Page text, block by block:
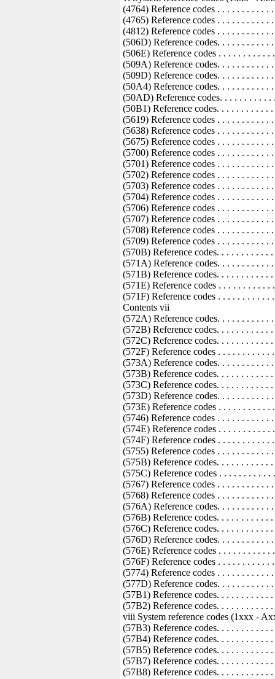
57B3) Reference codes. . . . . . . . . . . . . . . . . . . . . . . . . . . . 873
(57B4) Reference codes. . . . . . . . . . . . . . . . . . . . . . . . . . . . 889
(57B5) Reference codes. . . . . . . . . . . . . . . . . . . . . . . . . . . . 905
(57B7) Reference codes. . . . . . . . . . . . . . . . . . . . . . . . . . . . 921
(57B8) Reference codes. . . . . . . . . . . . . . . . . . . . . . . . . . . . 925
(57BB) Reference codes. . . . . . . . . . . . . . . . . . . . . . . . . . . . 941
(57C3) Reference codes. . . . . . . . . . . . . . . . . . . . . . . . . . . . 957
(57C4) Reference codes. . . . . . . . . . . . . . . . . . . . . . . . . . . . 975
(57C6) Reference codes. . . . . . . . . . . . . . . . . . . . . . . . . . . . 991
(57C7) Reference codes . . . . . . . . . . . . . . . . . . . . . . . . . . . 1007
(57CB) Reference codes . . . . . . . . . . . . . . . . . . . . . . . . . . . 1023
(57CC) Reference codes . . . . . . . . . . . . . . . . . . . . . . . . . . . 1039
(57CD) Reference codes . . . . . . . . . . . . . . . . . . . . . . . . . . . 1055
(57CE) Reference codes . . . . . . . . . . . . . . . . . . . . . . . . . . . 1071
(57CF) Reference codes . . . . . . . . . . . . . . . . . . . . . . . . . . . 1087
(57D3) Reference codes . . . . . . . . . . . . . . . . . . . . . . . . . . . 1103
(57D4) Reference codes . . . . . . . . . . . . . . . . . . . . . . . . . . . 1105
(57FC) Reference codes . . . . . . . . . . . . . . . . . . . . . . . . . . . 1107
(57FE) Reference codes . . . . . . . . . . . . . . . . . . . . . . . . . . . 1111
(57FF) Reference codes . . . . . . . . . . . . . . . . . . . . . . . . . . . 1113
(58B0) Reference codes . . . . . . . . . . . . . . . . . . . . . . . . . . . 1123
(58B2) Reference codes . . . . . . . . . . . . . . . . . . . . . . . . . . . 1127
(58B3) Reference codes . . . . . . . . . . . . . . . . . . . . . . . . . . . 1131
(58B4) Reference codes . . . . . . . . . . . . . . . . . . . . . . . . . . . 1135
(58B5) Reference codes . . . . . . . . . . . . . . . . . . . . . . . . . . . 1139
(58B6) Reference codes . . . . . . . . . . . . . . . . . . . . . . . . . . . 1143
(58B8) Reference codes . . . . . . . . . . . . . . . . . . . . . . . . . . . 1147
Contents ix
(58B9) Reference codes . . . . . . . . . . . . . . . . . . . . . . . . . . . 1151
(58BB) Reference codes . . . . . . . . . . . . . . . . . . . . . . . . . . . 1155
(5907) Reference codes . . . . . . . . . . . . . . . . . . . . . . . . . . . 1159
(59C0) Reference codes . . . . . . . . . . . . . . . . . . . . . . . . . . . 1165
(59C2) Reference codes . . . . . . . . . . . . . . . . . . . . . . . . . . . 1169
(59C8) Reference codes . . . . . . . . . . . . . . . . . . . . . . . . . . . 1173
(59C9) Reference codes . . . . . . . . . . . . . . . . . . . . . . . . . . . 1177
(59CC) Reference codes . . . . . . . . . . . . . . . . . . . . . . . . . . . 1181
(59CD) Reference codes . . . . . . . . . . . . . . . . . . . . . . . . . . . 1185
(59E1) Reference codes . . . . . . . . . . . . . . . . . . . . . . . . . . . 1189
(59E5) Reference codes . . . . . . . . . . . . . . . . . . . . . . . . . . . 1193
(59E6) Reference codes . . . . . . . . . . . . . . . . . . . . . . . . . . . 1197
(59EA) Reference codes . . . . . . . . . . . . . . . . . . . . . . . . . . . 1201
(59F6) Reference codes . . . . . . . . . . . . . . . . . . . . . . . . . . . 1205
(59F7) Reference codes . . . . . . . . . . . . . . . . . . . . . . . . . . . 1209
(6258) Reference codes . . . . . . . . . . . . . . . . . . . . . . . . . . . 1213
(6279) Reference codes . . . . . . . . . . . . . . . . . . . . . . . . . . . 1219
(6320) Reference codes . . . . . . . . . . . . . . . . . . . . . . . . . . . 1225
(6321) Reference codes . . . . . . . . . . . . . . . . . . . . . . . . . . . 1229
(632B) Reference codes . . . . . . . . . . . . . . . . . . . . . . . . . . . 1233
(632C) Reference codes . . . . . . . . . . . . . . . . . . . . . . . . . . . 1235
(6330) Reference codes . . . . . . . . . . . . . . . . . . . . . . . . . . . 1237
(6331) Reference codes . . . . . . . . . . . . . . . . . . . . . . . . . . . 1241
(6333) Reference codes . . . . . . . . . . . . . . . . . . . . . . . . . . . 1245
(6336) Reference codes . . . . . . . . . . . . . . . . . . . . . . . . . . . 1249
(6337) Reference codes . . . . . . . . . . . . . . . . . . . . . . . . . . . 1253
(6382) Reference codes . . . . . . . . . . . . . . . . . . . . . . . . . . . 1257
x System reference codes (1xxx - Axxx)
(6383) Reference codes . . . . . . . . . . . . . . . . . . . . . . . . . . . 1263
(6384) Reference codes . . . . . . . . . . . . . . . . . . . . . . . . . . . 1269
(6386) Reference codes . . . . . . . . . . . . . . . . . . . . . . . . . . . 1275
(6387) Reference codes . . . . . . . . . . . . . . . . . . . . . . . . . . . 1281
(63A0) Reference codes . . . . . . . . . . . . . . . . . . . . . . . . . . . 1287
(63A1) Reference codes . . . . . . . . . . . . . . . . . . . . . . . . . . . 1293
(63B8) Reference codes . . . . . . . . . . . . . . . . . . . . . . . . . . . 1299
(63BC) Reference codes . . . . . . . . . . . . . . . . . . . . . . . . . . . 1301
(6607) Reference codes . . . . . . . . . . . . . . . . . . . . . . . . . . . 1303
(6713) Reference codes . . . . . . . . . . . . . . . . . . . . . . . . . . . 1307
(6714) Reference codes . . . . . . . . . . . . . . . . . . . . . . . . . . . 1311
(6717) Reference codes . . . . . . . . . . . . . . . . . . . . . . . . . . . 1315
(6718) Reference codes . . . . . . . . . . . . . . . . . . . . . . . . . . . 1319
(6719) Reference codes . . . . . . . . . . . . . . . . . . . . . . . . . . . 1323
(6A59) Reference codes . . . . . . . . . . . . . . . . . . . . . . . . . . . 1327
(6B22) Reference codes . . . . . . . . . . . . . . . . . . . . . . . . . . . 1329
(6B23) Reference codes . . . . . . . . . . . . . . . . . . . . . . . . . . . 1331
(6B25) Reference codes . . . . . . . . . . . . . . . . . . . . . . . . . . . 1333
(7207) Reference codes . . . . . . . . . . . . . . . . . . . . . . . . . . . 1335
(A1xx) Reference codes . . . . . . . . . . . . . . . . . . . . . . . . . . . 1341
(A2xx) Reference codes . . . . . . . . . . . . . . . . . . . . . . . . . . . 1343
(A6xx) Reference codes . . . . . . . . . . . . . . . . . . . . . . . . . . . 1345
(A7xx) Reference codes . . . . . . . . . . . . . . . . . . . . . . . . . . . 1407
(AAxx) Reference codes . . . . . . . . . . . . . . . . . .